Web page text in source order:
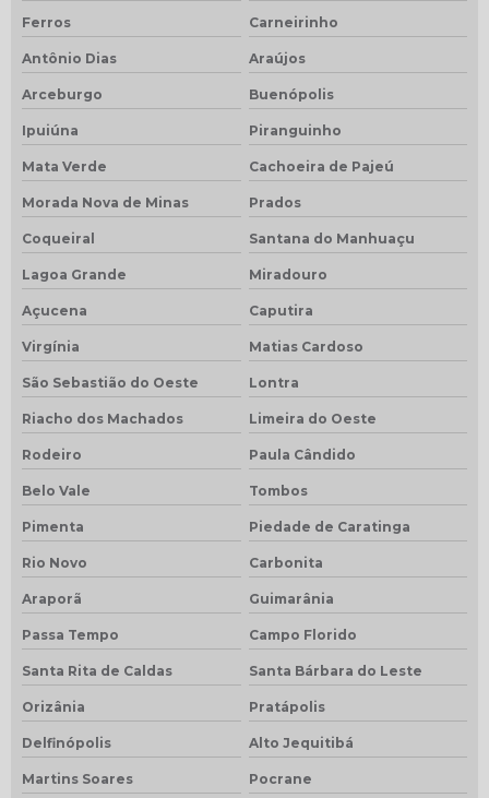
Ferros Carneirinho
Antônio Dias Araújos
Arceburgo Buenópolis
Ipuiúna Piranguinho
Mata Verde Cachoeira de Pajeú
Morada Nova de Minas Prados
Coqueiral Santana do Manhuaçu
Lagoa Grande Miradouro
Açucena Caputira
Virgínia Matias Cardoso
São Sebastião do Oeste Lontra
Riacho dos Machados Limeira do Oeste
Rodeiro Paula Cândido
Belo Vale Tombos
Pimenta Piedade de Caratinga
Rio Novo Carbonita
Araporã Guimarânia
Passa Tempo Campo Florido
Santa Rita de Caldas Santa Bárbara do Leste
Orizânia Pratápolis
Delfinópolis Alto Jequitibá
Martins Soares Pocrane